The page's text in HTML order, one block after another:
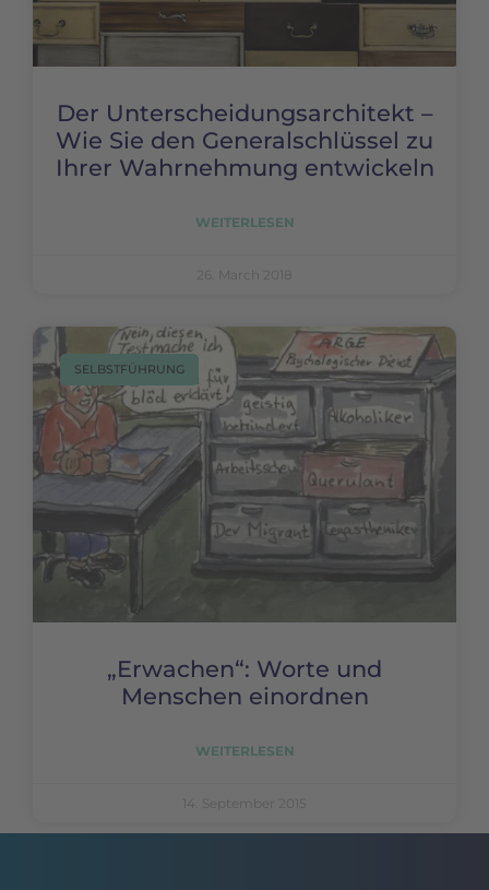
Der Unterscheidungsarchitekt –
Wie Sie den Generalschlüssel zu
Ihrer Wahrnehmung entwickeln
WEITERLESEN
26. March 2018
SELBSTFÜHRUNG
„Erwachen“: Worte und
Menschen einordnen
WEITERLESEN
14. September 2015